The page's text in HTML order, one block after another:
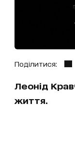
Поділитися:
Леонід
життя.